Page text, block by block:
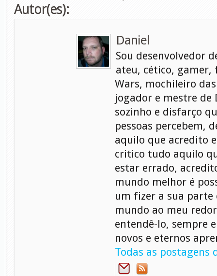
Autor(es):
Daniel
Sou desenvolvedor
ateu, cético, gamer,
Wars, mochileiro
jogador e mestre de
sozinho e disfarço
pessoas percebem,
aquilo que acredito
critico tudo aquilo
estar errado,
mundo melhor é
um fizer a sua parte
mundo ao meu
entendê-lo, sempre
novos e eternos
Todas as postagens